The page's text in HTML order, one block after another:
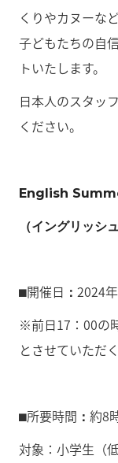
くりやカヌーな
子どもたちの自
トいたします。
日本人のスタッ
ください。
English
（イングリッシ
⬛︎開催日 ： 2024
※前日17：00の
とさせていただ
⬛︎所要時間 ： 約8
対象：小学生（